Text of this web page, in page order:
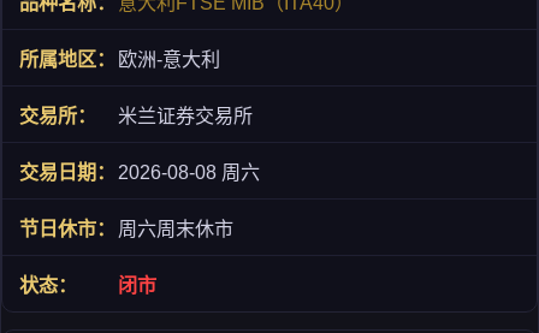
欧洲-意大利
米兰证券交易所
2026-08-08 周六
周六周末休市
闭市